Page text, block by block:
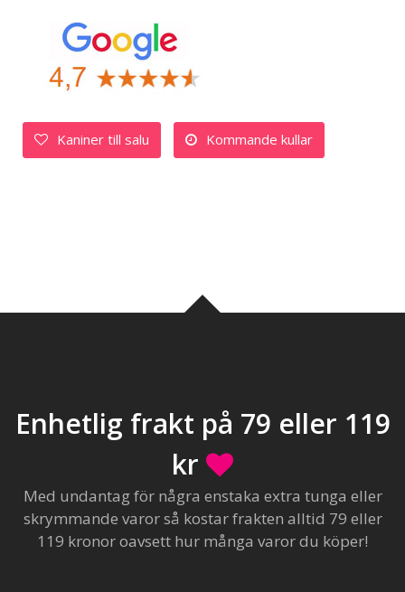
Kaniner till salu Kommande kullar
Enhetlig frakt på 79 eller 119
kr
Med undantag för några enstaka extra tunga eller
skrymmande varor så kostar frakten alltid 79 eller
119 kronor oavsett hur många varor du köper!